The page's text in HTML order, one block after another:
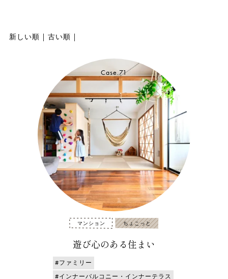
新しい順 | 古い順 |
Case.71
マンション ちょこっと
遊び心のある住まい
#ファミリー
#インナーバルコニー・インナーテラス